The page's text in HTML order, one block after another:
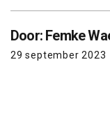
Door: Femke
29 september 2023